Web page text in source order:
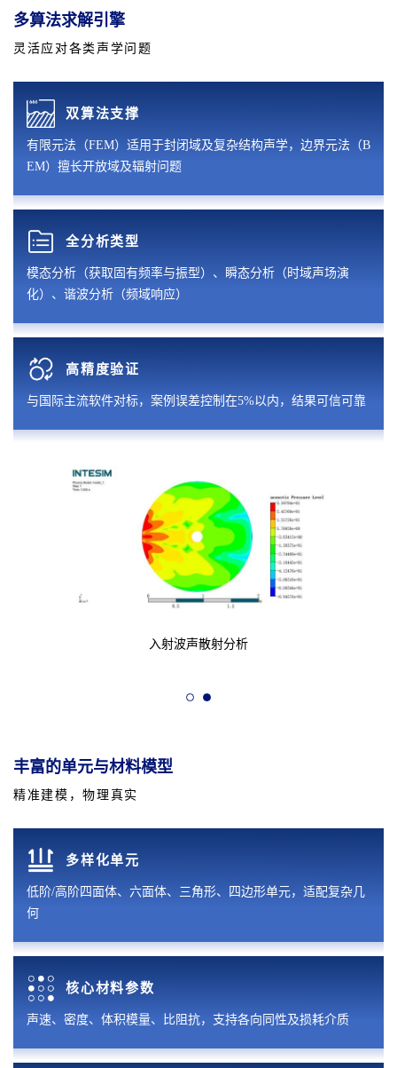
多算法求解引擎
灵活应对各类声学问题
双算法支撑
有限元法（FEM）适用于封闭域及复杂结构声学，边界元法（B
EM）擅长开放域及辐射问题
全分析类型
模态分析（获取固有频率与振型）、瞬态分析（时域声场演
化）、谐波分析（频域响应）
高精度验证
与国际主流软件对标，案例误差控制在5%以内，结果可信可靠
入射波声散射分析
丰富的单元与材料模型
精准建模，物理真实
多样化单元
低阶/高阶四面体、六面体、三角形、四边形单元，适配复杂几
何
核心材料参数
声速、密度、体积模量、比阻抗，支持各向同性及损耗介质